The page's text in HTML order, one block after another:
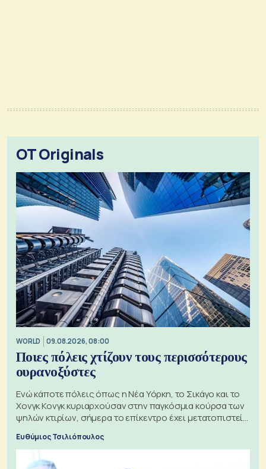
OT Originals
WORLD 09.08.2026, 08:00
Ποιες πόλεις χτίζουν τους περισσότερους
ουρανοξύστες
Ενώ κάποτε πόλεις όπως η Νέα Υόρκη, το Σικάγο και το
Χονγκ Κονγκ κυριαρχούσαν στην παγκόσμια κούρσα των
ψηλών κτιρίων, σήμερα το επίκεντρο έχει μετατοπιστεί
Ευθύμιος Τσιλιόπουλος